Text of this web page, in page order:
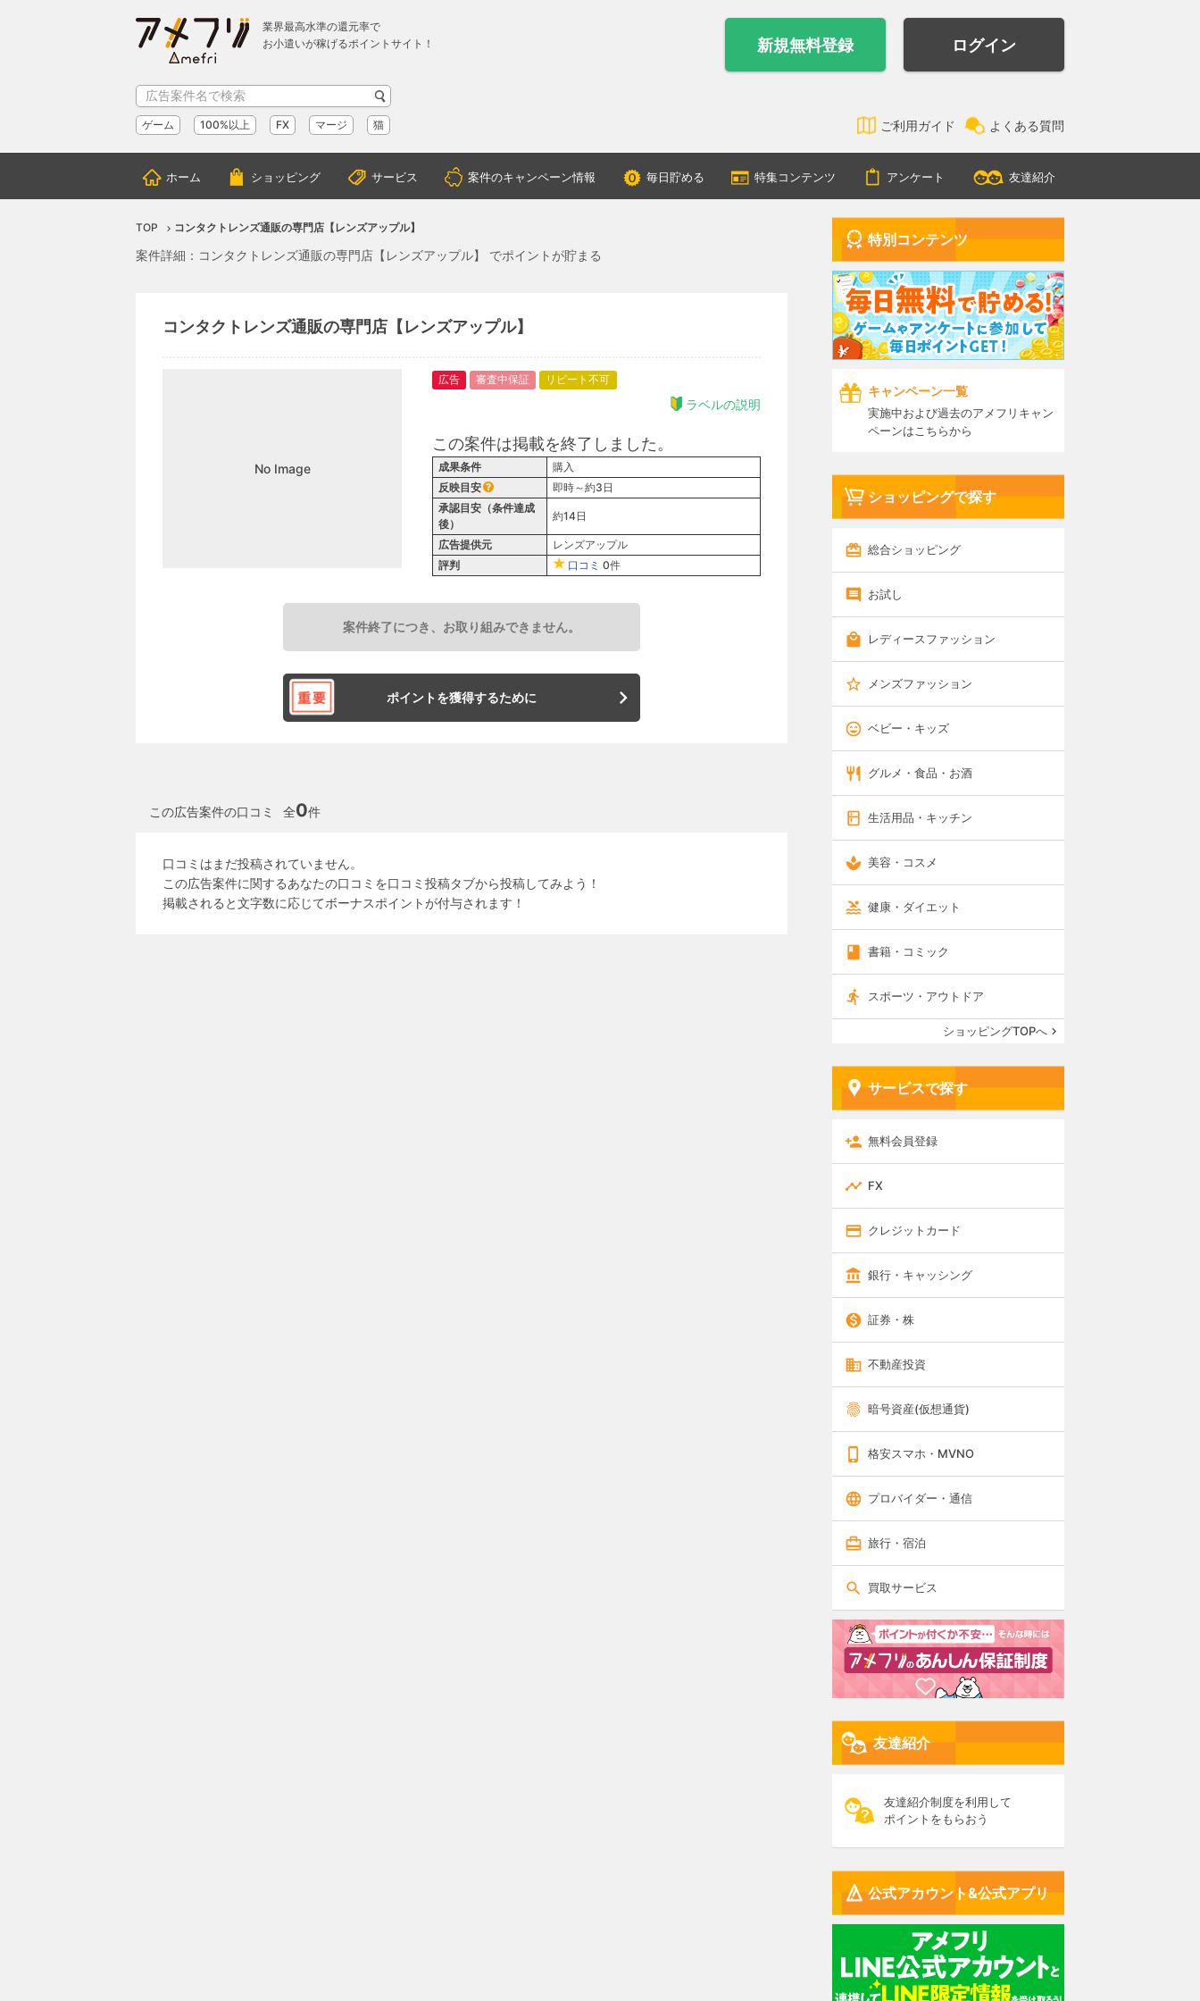
業界最高水準の還元率で
お小遣いが稼げるポイントサイト！
新規無料登録 ログイン
ゲーム 100%以上 FX マージ 猫 ご利用ガイド よくある質問
ホーム ショッピング サービス 案件のキャンペーン情報 毎日貯める 特集コンテンツ アンケート 友達紹介
TOP コンタクトレンズ通販の専門店【レンズアップル】
案件詳細：コンタクトレンズ通販の専門店【レンズアップル】 でポイントが貯まる
コンタクトレンズ通販の専門店【レンズアップル】
No Image
広告 審査中保証 リピート不可
ラベルの説明
この案件は掲載を終了しました。
成果条件
購入
反映目安
即時～約3日
承認目安（条件達成
後）
約14日
広告提供元
レンズアップル
評判
口コミ 0件
案件終了につき、お取り組みできません。
ポイントを獲得するために
この広告案件の口コミ 全0件
口コミはまだ投稿されていません。
この広告案件に関するあなたの口コミを口コミ投稿タブから投稿してみよう！
掲載されると文字数に応じてボーナスポイントが付与されます！
特別コンテンツ
キャンペーン一覧
実施中および過去のアメフリキャン
ペーンはこちらから
ショッピングで探す
総合ショッピング
お試し
レディースファッション
メンズファッション
ベビー・キッズ
グルメ・食品・お酒
生活用品・キッチン
美容・コスメ
健康・ダイエット
書籍・コミック
スポーツ・アウトドア
ショッピングTOPへ
サービスで探す
無料会員登録
FX
クレジットカード
銀行・キャッシング
証券・株
不動産投資
暗号資産(仮想通貨)
格安スマホ・MVNO
プロバイダー・通信
旅行・宿泊
買取サービス
友達紹介
友達紹介制度を利用して
ポイントをもらおう
公式アカウント&公式アプリ